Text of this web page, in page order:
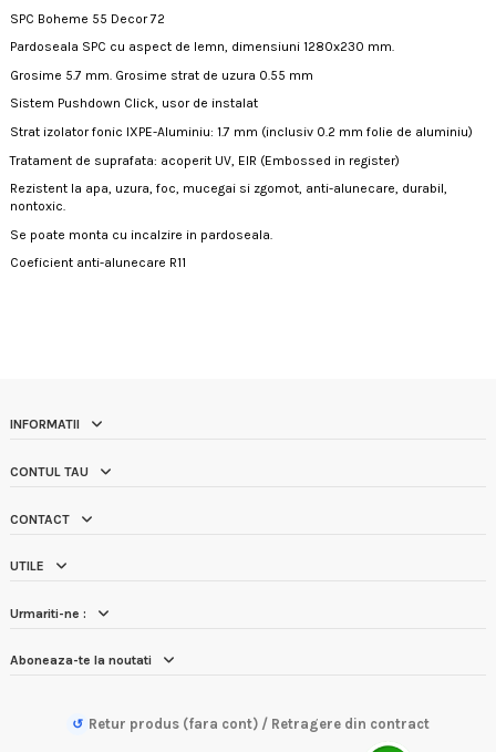
SPC Boheme 55 Decor 72
Pardoseala SPC cu aspect de lemn, dimensiuni 1280x230 mm.
Grosime 5.7 mm. Grosime strat de uzura 0.55 mm
Sistem Pushdown Click, usor de instalat
Strat izolator fonic IXPE-Aluminiu: 1.7 mm (inclusiv 0.2 mm folie de aluminiu)
Tratament de suprafata: acoperit UV, EIR (Embossed in register)
Rezistent la apa, uzura, foc, mucegai si zgomot, anti-alunecare, durabil,
nontoxic.
Se poate monta cu incalzire in pardoseala.
Coeficient anti-alunecare R11
INFORMATII
CONTUL TAU
CONTACT
UTILE
↺ Retur produs (fara cont) / Retragere din contract
Urmariti-ne :
Aboneaza-te la noutati